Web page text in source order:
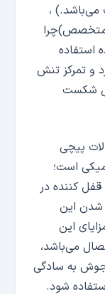
می‌باشد.) ،
متخصص)چرا
استفاده
و تمرکز تنش
شکست
پیچی
است؛
کننده در
شدن این
این
می‌باشد،
جوش به سادگی
شود.